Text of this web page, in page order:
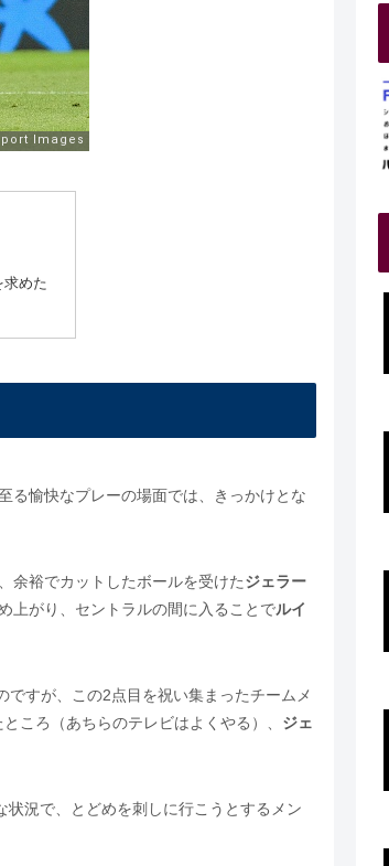
求めた
る愉快なプレーの場面では、きっかけとな
余裕でカットしたボールを受けたジェラー
上がり、セントラルの間に入ることでルイ
ですが、この2点目を祝い集まったチームメ
ころ（あちらのテレビはよくやる）、 ジェ
況で、とどめを刺しに行こうとするメン